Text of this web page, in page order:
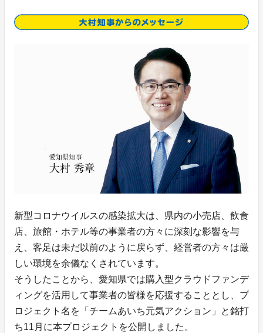
新型コロナウイルスの感染拡大は、県内の小売店、飲食
店、旅館・ホテル等の事業者の方々に深刻な影響を与
え、客足は未だ以前のように戻らず、経営者の方々は厳
しい環境を余儀なくされています。
そうしたことから、愛知県では購入型クラウドファンデ
ィングを活用して事業者の皆様を応援することとし、プ
ロジェクト名を「チームあいち元気アクション」と銘打
ち11月に本プロジェクトを公開しました。